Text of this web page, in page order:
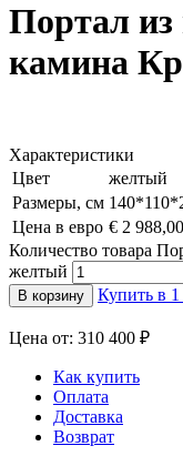
Портал
камина
Характеристики
Цвет
желтый
Размеры, см
Цена в евро € 2 988,00
Количество товара
желтый
В корзину Купить в
Цена от: 310 400 ₽
Как купить
Оплата
Доставка
Возврат